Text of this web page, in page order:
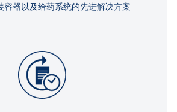
容器以及给药系统的先进解决方案